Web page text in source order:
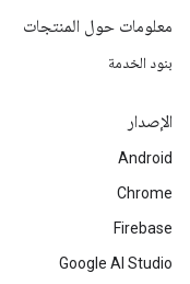
معلومات حول المنتجات
بنود الخدمة
الإصدار
Android
Chrome
Firebase
Google AI Studio